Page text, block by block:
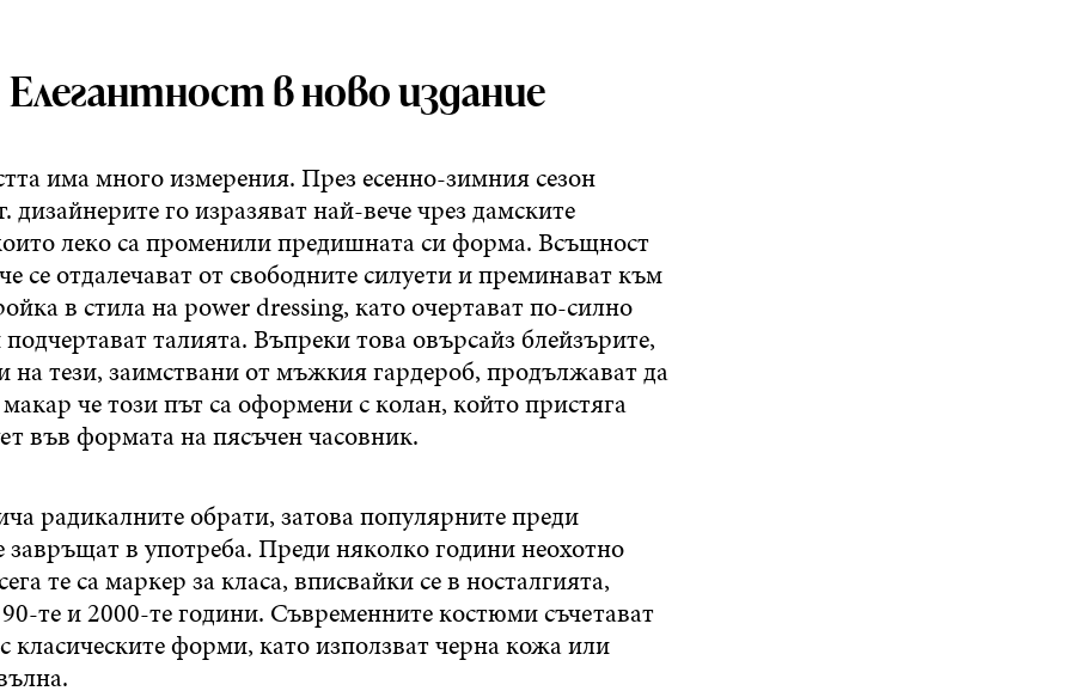
Елегантност в ново издание
има много измерения. През есенно-зимния сезон
дизайнерите го изразяват най-вече чрез дамските
леко са променили предишната си форма. Всъщност
се отдалечават от свободните силуети и преминават към
в стила на power dressing, като очертават по-силно
талията. Въпреки това овърсайз блейзърите,
тези, заимствани от мъжкия гардероб, продължават да
че този път са оформени с колан, който пристяга
във формата на пясъчен часовник.
радикалните обрати, затова популярните преди
завръщат в употреба. Преди няколко години неохотно
те са маркер за класа, вписвайки се в носталгията,
те и 2000-те години. Съвременните костюми съчетават
класическите форми, като използват черна кожа или